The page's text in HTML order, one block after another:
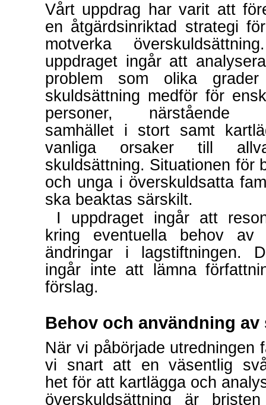
Vårt uppdrag har varit att
en åtgärdsinriktad strategi
motverka
uppdraget ingår att
problem som olika
skuldsättning medför för
personer, närstående
samhället i stort samt
vanliga orsaker till
skuldsättning. Situationen för
och unga i överskuldsatta
ska beaktas särskilt.
I uppdraget ingår att
kring eventuella behov av
ändringar i lagstiftningen.
ingår inte att lämna
förslag.
Behov och användning
När vi påbörjade utredningen
vi snart att en väsentlig
het för att kartlägga och
överskuldsättning är